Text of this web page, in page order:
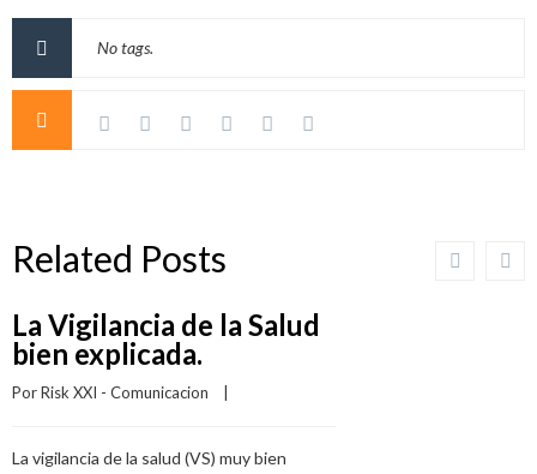
No tags.
Related Posts
La Vigilancia de la Salud
bien explicada.
Por Risk XXI - Comunicacion
La vigilancia de la salud (VS) muy bien